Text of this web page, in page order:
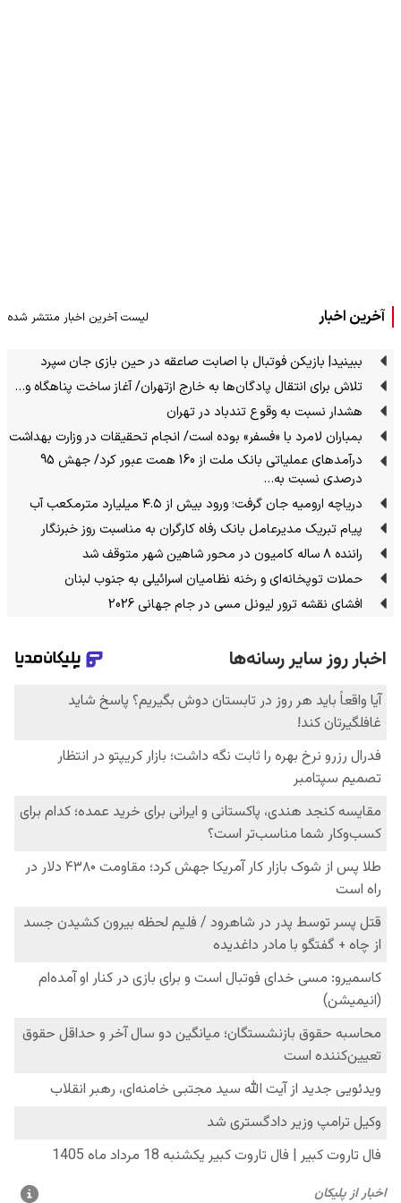
آخرین اخبار لیست آخرین اخبار منتشر شده
ببینید| بازیکن فوتبال با اصابت صاعقه در حین بازی جان سپرد
تلاش برای انتقال پادگان‌ها به خارج ازتهران/ آغاز ساخت پناهگاه و…
هشدار نسبت به وقوع تندباد در تهران
بمباران لامرد با «فسفر» بوده است/ انجام تحقیقات در وزارت بهداشت
درآمدهای عملیاتی بانک ملت از 160 همت عبور کرد/ جهش 95
درصدی نسبت به…
دریاچه ارومیه جان گرفت؛ ورود بیش از ۴.۵ میلیارد مترمکعب آب
پیام تبریک مدیرعامل بانک رفاه کارگران به مناسبت روز خبرنگار
راننده ۸ ساله کامیون در محور شاهین شهر متوقف شد
حملات توپخانه‌ای و رخنه نظامیان اسرائیلی به جنوب لبنان
افشای نقشه ترور لیونل مسی در جام جهانی 2026